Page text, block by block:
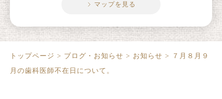
マップを見る
トップページ > ブログ・お知らせ > お知らせ >
７月８月９
月の歯科医師不在日について。